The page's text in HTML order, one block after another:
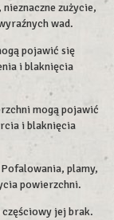
zużycie,
wad.
pojawić się
i blaknięcia
mogą pojawić
i blaknięcia
plamy,
powierzchni.
częściowy jej brak.